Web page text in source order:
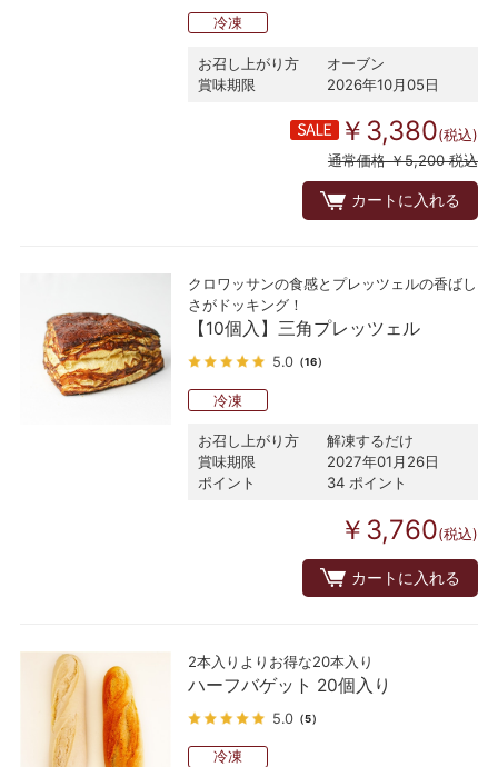
冷凍
お召し上がり方
オーブン
賞味期限
2026年10月05日
￥3,380(税込)
通常価格 ￥5,200 税込
カートに入れる
クロワッサンの食感とプレッツェルの香ばし
さがドッキング！
【10個入】三角プレッツェル
5.0 （16）
冷凍
お召し上がり方
解凍するだけ
賞味期限
2027年01月26日
ポイント
34 ポイント
￥3,760(税込)
カートに入れる
2本入りよりお得な20本入り
ハーフバゲット 20個入り
5.0 （5）
冷凍